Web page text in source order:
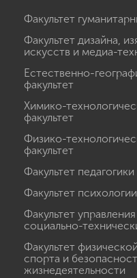
Факультет
Факультет дизайна,
искусств и медиа-
Естественно-
факультет
Химико-
факультет
Физико-
факультет
Факультет педагогики
Факультет психологии
Факультет
социально-
Факультет
спорта и
жизнедеятельности